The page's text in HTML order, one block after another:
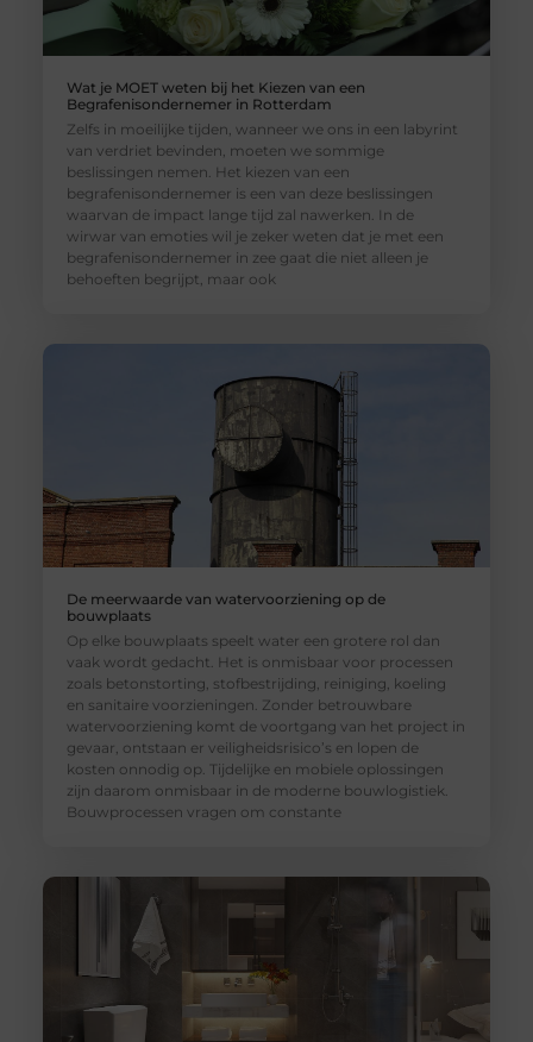
Wat je MOET weten bij het Kiezen van een
Begrafenisondernemer in Rotterdam
Zelfs in moeilijke tijden, wanneer we ons in een labyrint
van verdriet bevinden, moeten we sommige
beslissingen nemen. Het kiezen van een
begrafenisondernemer is een van deze beslissingen
waarvan de impact lange tijd zal nawerken. In de
wirwar van emoties wil je zeker weten dat je met een
begrafenisondernemer in zee gaat die niet alleen je
behoeften begrijpt, maar ook
De meerwaarde van watervoorziening op de
bouwplaats
Op elke bouwplaats speelt water een grotere rol dan
vaak wordt gedacht. Het is onmisbaar voor processen
zoals betonstorting, stofbestrijding, reiniging, koeling
en sanitaire voorzieningen. Zonder betrouwbare
watervoorziening komt de voortgang van het project in
gevaar, ontstaan er veiligheidsrisico’s en lopen de
kosten onnodig op. Tijdelijke en mobiele oplossingen
zijn daarom onmisbaar in de moderne bouwlogistiek.
Bouwprocessen vragen om constante